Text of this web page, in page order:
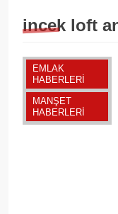
incek loft
EMLAK
HABERLERI
MANŞET
HABERLERI